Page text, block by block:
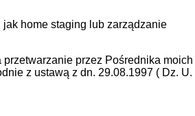
jak home staging lub zarządzanie
przetwarzanie przez Pośrednika moich
z ustawą z dn. 29.08.1997 ( Dz. U.